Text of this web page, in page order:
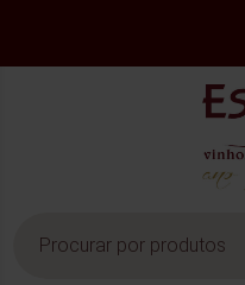
produtos